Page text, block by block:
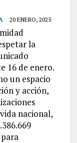
20 ENERO, 2025
la
16 de enero.
un espacio
y acción,
nacional,